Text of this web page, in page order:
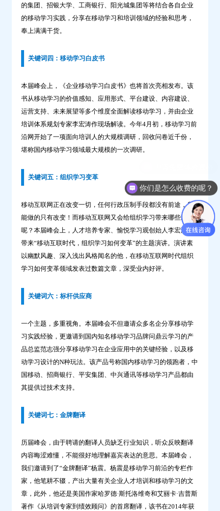
的集团、招银大学、工商银行、阳光城集团等将结合各自企业
的移动学习实践，分享在移动学习和培训领域的经验和思考，
奉上满满干货。
关键词四：移动学习白皮书
本届峰会上，《企业移动学习白皮书》也将首次亮相发布。该
书从移动学习的价值感知、应用形式、平台建设、内容建设、
运营支持、未来展望等多个维度全面解读移动学习，并由企业
培训体系规划专家李宏涛作现场解读。今年4月初，移动学习前
沿网开始了一项面向培训人的大规模调研，回收问卷近千份，
堪称国内移动学习领域最大规模的一次调研。
关键词五：组织学习变革
移动互联网正在改变一切，任何行政压制手段都没有前途，所
能做的只有改变！而移动互联网又会给组织学习带来哪些影响
呢？本届峰会上，人才培养专家、愉悦学习观创始人李宏涛将
带来“移动互联时代，组织学习如何变革”的主题演讲。演讲素
以幽默风趣、深入浅出风格闻名的他，在移动互联网时代组织
学习如何变革领域发表过数篇文章，深受业内好评。
关键词六：标杆供应商
一个主题，多重视角。本届峰会不但邀请众多名企分享移动学
习实践经验，更邀请到国内知名移动学习品牌问鼎云学习的产
品总监范志强分享移动学习在企业应用中的关键经验，以及移
动学习设计的N种玩法。该产品号称国内移动学习的领跑者，中
国移动、招商银行、平安集团、中兴通讯等移动学习产品都由
其提供过技术支持。
关键词七：金牌翻译
历届峰会，由于聘请的翻译人员缺乏行业知识，听众反映翻译
内容晦涩难懂，不能很好地理解嘉宾表达的意思。本届峰会，
我们邀请到了“金牌翻译”杨震。杨震是移动学习前沿的专栏作
家，他笔耕不辍，产出大量有关企业人才培训和移动学习的文
章，此外，他还是美国作家哈罗德·斯托洛维奇和艾丽卡·吉普斯
著作《从培训专家到绩效顾问》的首席翻译，该书在2014年获
你们是怎么收费的呢？